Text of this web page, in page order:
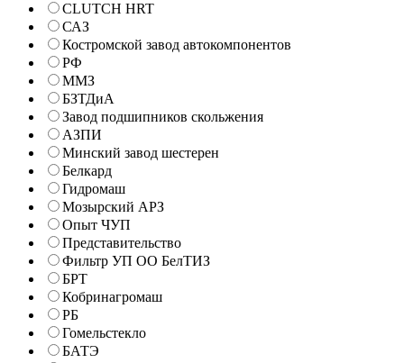
CLUTCH HRT
САЗ
Костромской завод автокомпонентов
РФ
ММЗ
БЗТДиА
Завод подшипников скольжения
АЗПИ
Минский завод шестерен
Белкард
Гидромаш
Мозырский АРЗ
Опыт ЧУП
Представительство
Фильтр УП ОО БелТИЗ
БРТ
Кобринагромаш
РБ
Гомельстекло
БАТЭ